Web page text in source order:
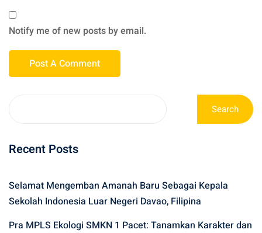
Notify me of new posts by email.
Search
Recent Posts
Selamat Mengemban Amanah Baru Sebagai Kepala
Sekolah Indonesia Luar Negeri Davao, Filipina
Pra MPLS Ekologi SMKN 1 Pacet: Tanamkan Karakter dan